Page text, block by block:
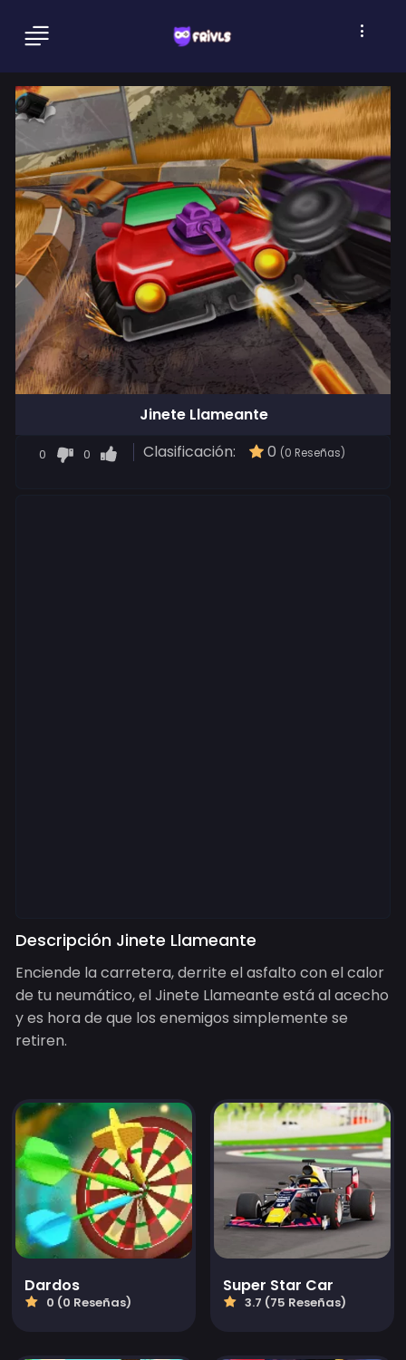
Jinete Llameante
0 0 Clasificación: 0 (0 Reseñas)
Descripción Jinete Llameante
Enciende la carretera, derrite el asfalto con el calor
de tu neumático, el Jinete Llameante está al acecho
y es hora de que los enemigos simplemente se
retiren.
Dardos
0 (0 Reseñas)
Super Star Car
3.7 (75 Reseñas)